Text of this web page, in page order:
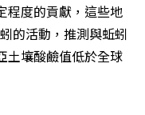
程度的貢獻，這些地
的活動，推測與蚯蚓
土壤酸鹼值低於全球